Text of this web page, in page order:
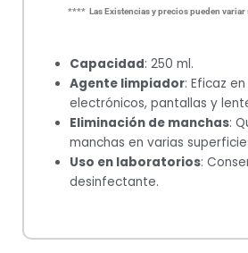
**** Las Existencias y precios pueden
Capacidad: 250 ml.
Agente limpiador: Eficaz
electrónicos, pantallas y
Eliminación de manchas:
manchas en varias
Uso en laboratorios:
desinfectante.